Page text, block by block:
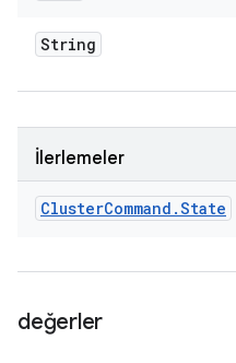
String
İlerlemeler
ClusterCommand .State
değerler